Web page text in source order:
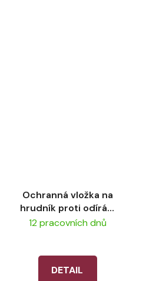
Ochranná vložka na
hrudník proti odírání
LeMieux - Navy
12 pracovních dnů
DETAIL